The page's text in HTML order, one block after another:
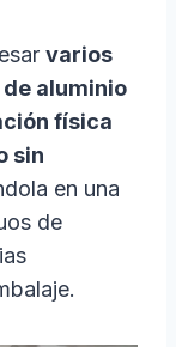
varios
aluminio
física
sin
en una
de